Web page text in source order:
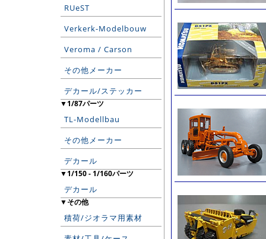
RUeST
Verkerk-Modelbouw
Veroma / Carson
その他メーカー
デカール/ステッカー
▼1/87パーツ
TL-Modellbau
その他メーカー
デカール
▼1/150 - 1/160パーツ
デカール
▼その他
積荷/ジオラマ用素材